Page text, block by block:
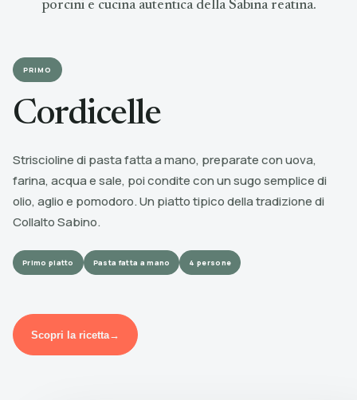
porcini e cucina autentica della Sabina reatina.
PRIMO
Cordicelle
Striscioline di pasta fatta a mano, preparate con uova,
farina, acqua e sale, poi condite con un sugo semplice di
olio, aglio e pomodoro. Un piatto tipico della tradizione di
Collalto Sabino.
Primo piatto Pasta fatta a mano 4 persone
Scopri la ricetta→